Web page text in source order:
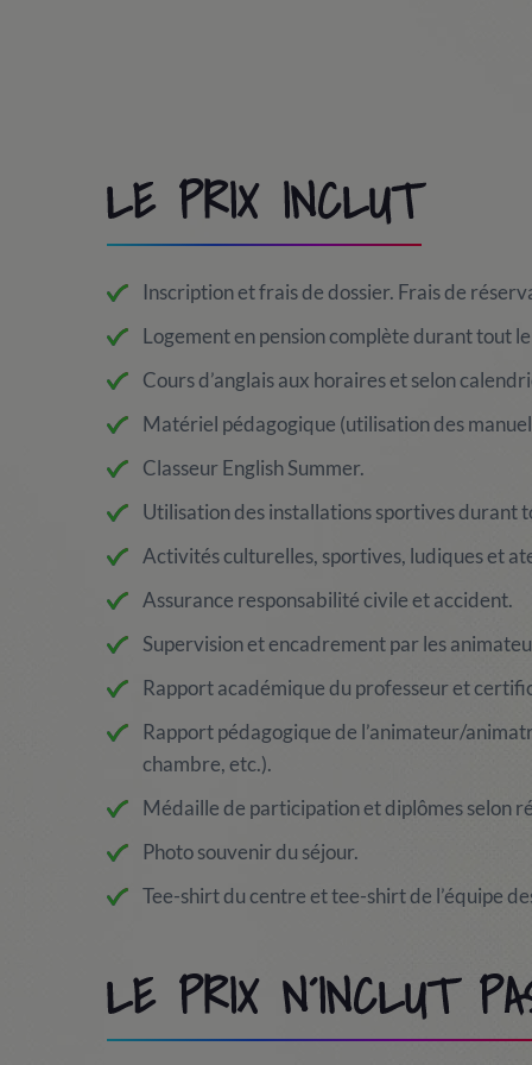
LE PRIX INCLUT
Inscription et frais de dossier. Frais de
Logement en pension complète durant tout
Cours d’anglais aux horaires et selon
Matériel pédagogique (utilisation des
Classeur English Summer.
Utilisation des installations sportives durant
Activités culturelles, sportives, ludiques et
Assurance responsabilité civile et accident.
Supervision et encadrement par les
Rapport académique du professeur et
Rapport pédagogique de l’animateur/
chambre, etc.).
Médaille de participation et diplômes selon
Photo souvenir du séjour.
Tee-shirt du centre et tee-shirt de l’équipe
LE PRIX N´INCLUT